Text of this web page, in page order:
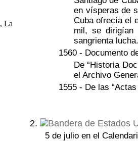
en vísperas de
Cuba ofrecía el
mil, se dirigían
sangrienta
1560 - Documento
De “Historia
el Archivo
1555 - De las
2.
5 de julio en el